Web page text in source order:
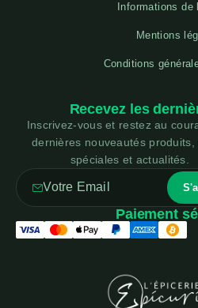
Informations de
Mentions
Conditions
Recevez les
Inscrivez-vous et restez au
dernières nouveautés produits,
spéciales et actualités.
Paiement